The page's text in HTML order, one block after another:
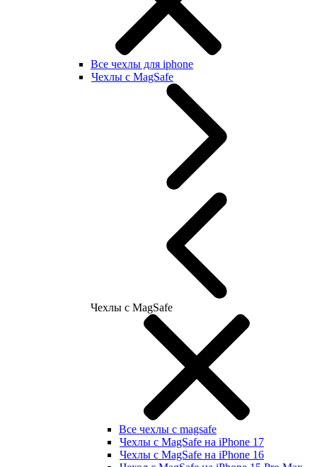
Все чехлы для iphone
Чехлы с MagSafe
Чехлы с MagSafe
Все чехлы с magsafe
Чехлы с MagSafe на iPhone 17
Чехлы с MagSafe на iPhone 16